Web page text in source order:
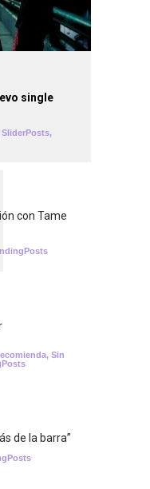
single
SliderPosts,
con Tame
, Sin
de la barra”